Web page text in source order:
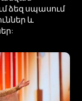
ձեզ սպասում
և